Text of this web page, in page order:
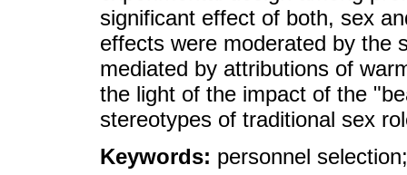
significant effect of both, sex
effects were moderated by the
mediated by attributions of
the light of the impact of the
stereotypes of traditional sex
Keywords: personnel